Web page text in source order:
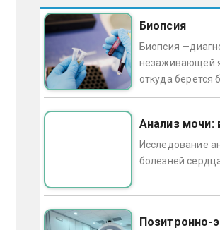
Биопсия
Биопсия
незаживающей
откуда берется
Анализ
Исследование
болезней
Позитронно-